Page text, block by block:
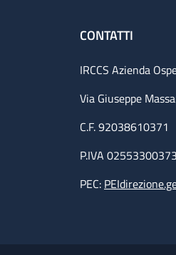
CONTATTI
IRCCS Azienda
Via Giuseppe
C.F. 92038610371
P.IVA 02553300373
PEC: